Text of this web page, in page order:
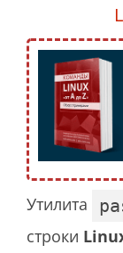
Утилита
строки